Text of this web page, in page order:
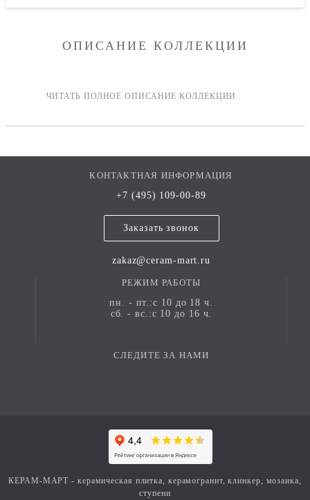
ОПИСАНИЕ КОЛЛЕКЦИИ
КОНТАКТНАЯ ИНФОРМАЦИЯ
+7 (495) 109-00-89
Заказать звонок
zakaz@ceram-mart.ru
РЕЖИМ РАБОТЫ
пн. - пт.:с 10 до 18 ч.
сб. - вс.:с 10 до 16 ч.
СЛЕДИТЕ ЗА НАМИ
КЕРАМ-МАРТ - керамическая плитка, керамогранит, клинкер, мозаика,
ступени